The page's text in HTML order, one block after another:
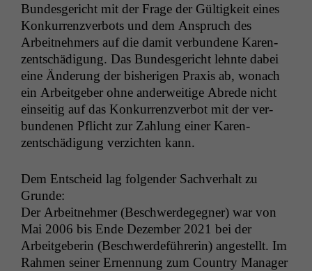
Bun­des­gericht mit der Frage der Gültigkeit eines
Konkur­ren­zver­bots und dem Anspruch des
Arbeit­nehmers auf die damit ver­bun­dene Karen­
zentschädi­gung. Das Bun­des­gericht lehnte dabei
eine Änderung der bish­eri­gen Prax­is ab, wonach
ein Arbeit­ge­ber ohne ander­weit­ige Abrede nicht
ein­seit­ig auf das Konkur­ren­zver­bot mit der ver­
bun­de­nen Pflicht zur Zahlung ein­er Karen­
zentschädi­gung verzicht­en kann.
Dem Entscheid lag fol­gen­der Sachver­halt zu
Grunde:
Der Arbeit­nehmer (Beschw­erdegeg­n­er) war von
Mai 2006 bis Ende Dezem­ber 2021 bei der
Arbeit­ge­berin (Beschw­erde­führerin) angestellt. Im
Rah­men sein­er Ernen­nung zum Coun­try Man­ag­er